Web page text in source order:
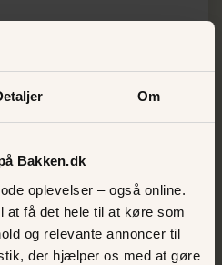
Om
Bakken.dk
oplevelser – også online.
at få det hele til at køre som
og relevante annoncer til
der hjælper os med at gøre